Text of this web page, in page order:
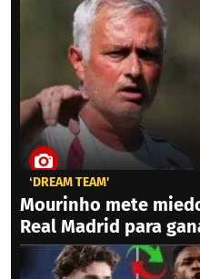
‘DREAM TEAM'
Mourinho mete
Real Madrid para